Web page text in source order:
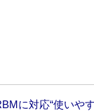
に対応“使いや